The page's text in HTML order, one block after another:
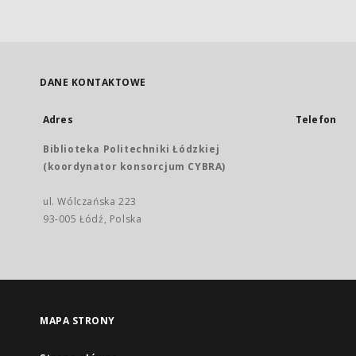
DANE KONTAKTOWE
Adres
Biblioteka Politechniki Łódzkiej
(koordynator konsorcjum CYBRA)
ul. Wólczańska 223
93-005 Łódź, Polska
Telefon
MAPA STRONY